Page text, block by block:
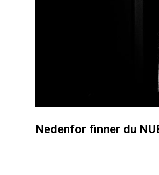
Nedenfor finner du